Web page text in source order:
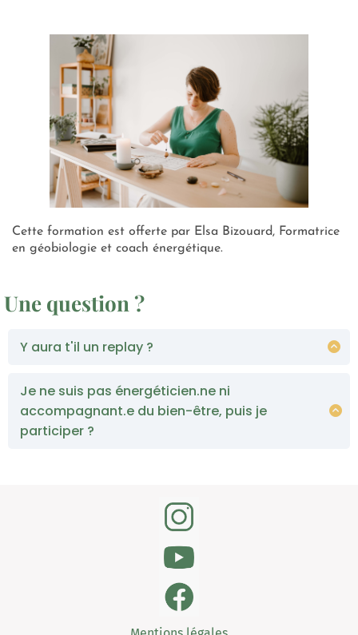
Cette formation est offerte par Elsa Bizouard, Formatrice
en géobiologie et coach énergétique.
Une question ?
Y aura t'il un replay ?
jours (jusqu'au 21 février)😊
Je ne suis pas énergéticien.ne ni
accompagnant.e du bien-être, puis je
participer ?